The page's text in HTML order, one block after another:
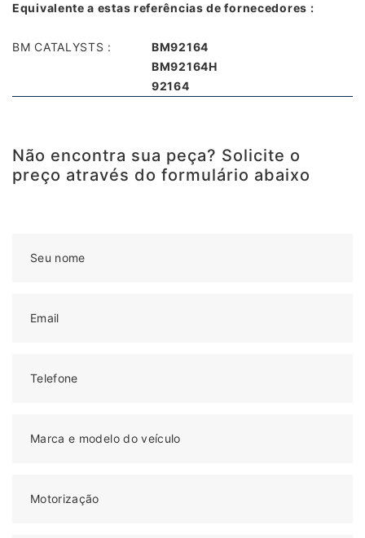
Equivalente a estas referências de fornecedores :
BM CATALYSTS :
BM92164
BM92164H
92164
Não encontra sua peça? Solicite o
preço através do formulário abaixo
Seu nome
Email
Telefone
Marca e modelo do veículo
Motorização